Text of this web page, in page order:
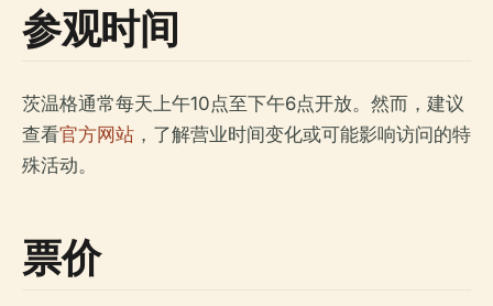
参观时间
茨温格通常每天上午10点至下午6点开放。然而，建议
查看官方网站 ，了解营业时间变化或可能影响访问的特
殊活动。
票价